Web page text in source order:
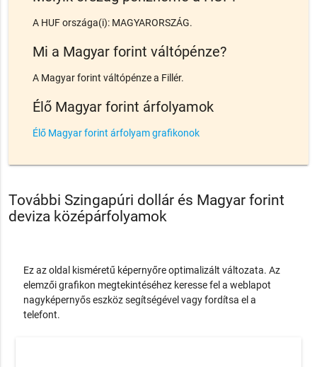
A HUF országa(i): MAGYARORSZÁG.
Mi a Magyar forint váltópénze?
A Magyar forint váltópénze a Fillér.
Élő Magyar forint árfolyamok
Élő Magyar forint árfolyam grafikonok
További Szingapúri dollár és Magyar forint
deviza középárfolyamok
Ez az oldal kisméretű képernyőre optimalizált változata. Az
elemzői grafikon megtekintéséhez keresse fel a weblapot
nagyképernyős eszköz segítségével vagy fordítsa el a
telefont.